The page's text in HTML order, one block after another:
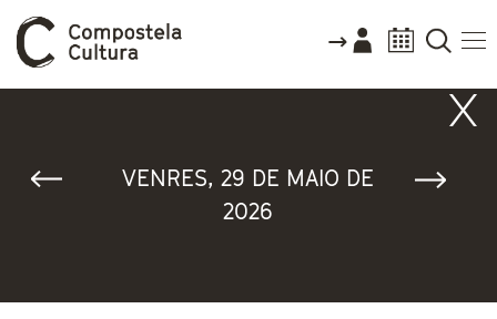
VENRES, 29 DE MAIO DE
2026